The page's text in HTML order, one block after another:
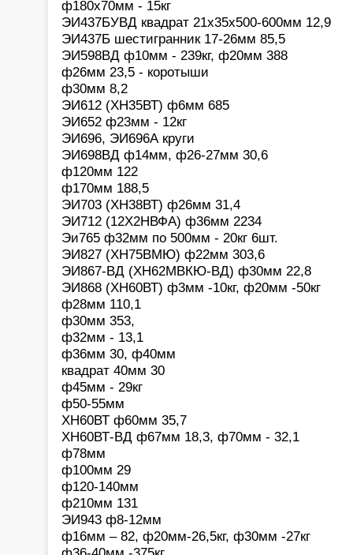
ф180х70мм - 15кг
ЭИ437БУВД квадрат 21х35х500-600мм 12,9
ЭИ437Б шестигранник 17-26мм 85,5
ЭИ598ВД ф10мм - 239кг, ф20мм 388
ф26мм 23,5 - коротыши
ф30мм 8,2
ЭИ612 (ХН35ВТ) ф6мм 685
ЭИ652 ф23мм - 12кг
ЭИ696, ЭИ696А круги
ЭИ698ВД ф14мм, ф26-27мм 30,6
ф120мм 122
ф170мм 188,5
ЭИ703 (ХН38ВТ) ф26мм 31,4
ЭИ712 (12Х2НВФА) ф36мм 2234
Эи765 ф32мм по 500мм - 20кг 6шт.
ЭИ827 (ХН75ВМЮ) ф22мм 303,6
ЭИ867-ВД (ХН62МВКЮ-ВД) ф30мм 22,8
ЭИ868 (ХН60ВТ) ф3мм -10кг, ф20мм -50кг
ф28мм 110,1
ф30мм 353,
ф32мм - 13,1
ф36мм 30, ф40мм
квадрат 40мм 30
ф45мм - 29кг
ф50-55мм
ХН60ВТ ф60мм 35,7
ХН60ВТ-ВД ф67мм 18,3, ф70мм - 32,1
ф78мм
ф100мм 29
ф120-140мм
ф210мм 131
ЭИ943 ф8-12мм
ф16мм – 82, ф20мм-26,5кг, ф30мм -27кг